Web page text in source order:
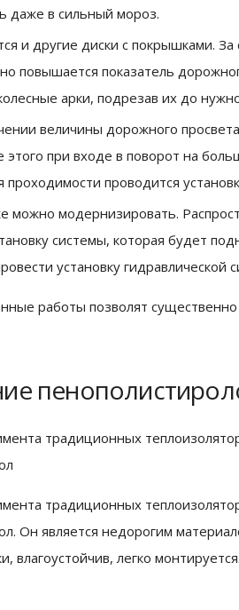
даже в сильный мороз.
и другие диски с покрышками.
повышается показатель
арки, подрезав их до
величины дорожного
этого при входе в поворот на
проводится
можно модернизировать.
системы, которая будет
установку гидравлической
работы позволят существенно
традиционных
традиционных
Он является недорогим
влагоустойчив, легко